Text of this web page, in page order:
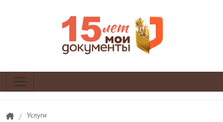
/ Услуги